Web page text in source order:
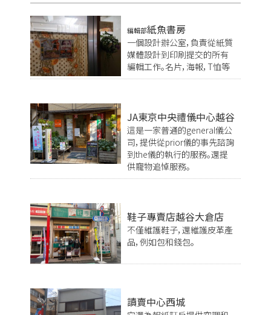
編輯部紙魚書房
一個設計辦公室，負責從紙質
媒體設計到印刷提交的所有
編輯工作。名片，海報，T恤等
JA東京中央禮儀中心越谷
這是一家普通的general儀公
司，提供從prior儀的事先諮詢
到the儀的執行的服務。還提
供寵物追悼服務。
鞋子專賣店越谷大倉店
不僅維護鞋子，還維護皮革產
品，例如包和錢包。
讀賣中心西城